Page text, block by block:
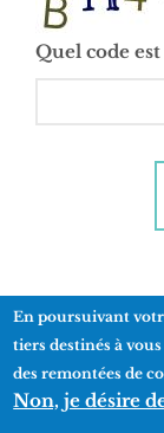
Quel code
Contactez-nous
En poursuivant
tiers destinés à
des remontées de
Non, je désire